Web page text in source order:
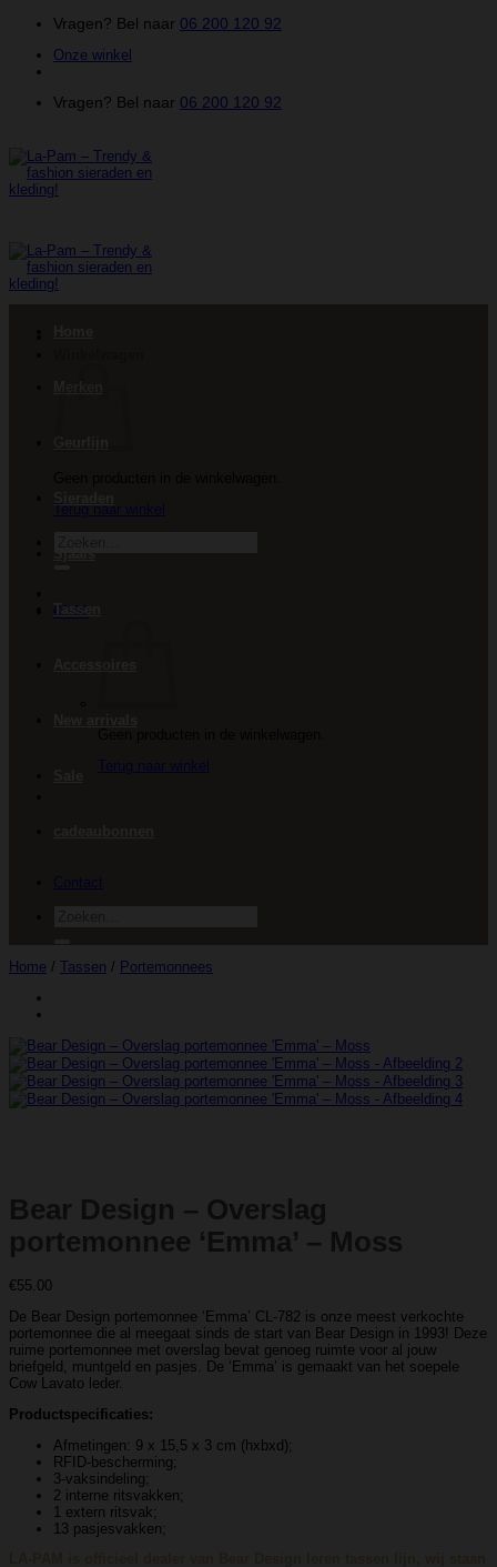
inhoud
Vragen? Bel naar 06 200 120 92
Onze winkel
Vragen? Bel naar 06 200 120 92
Terug naar winkel
€0.00
Tassen
Home / Tassen / Portemonnees
Bear Design – Overslag
portemonnee ‘Emma’ – Moss
€55.00
De Bear Design portemonnee ‘Emma’ CL-782 is onze meest verkochte
portemonnee die al meegaat sinds de start van Bear Design in 1993! Deze
ruime portemonnee met overslag bevat genoeg ruimte voor al jouw
briefgeld, muntgeld en pasjes. De ‘Emma’ is gemaakt van het soepele
Cow Lavato leder.
Productspecificaties:
Afmetingen: 9 x 15,5 x 3 cm (hxbxd);
RFID-bescherming;
3-vaksindeling;
2 interne ritsvakken;
1 extern ritsvak;
13 pasjesvakken;